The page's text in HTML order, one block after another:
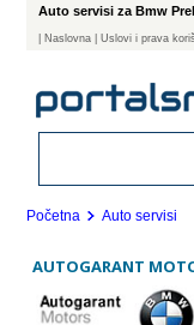
Auto servisi za Bmw
Naslovna | Uslovi i prava
Početna Auto servisi
AUTOGARANT